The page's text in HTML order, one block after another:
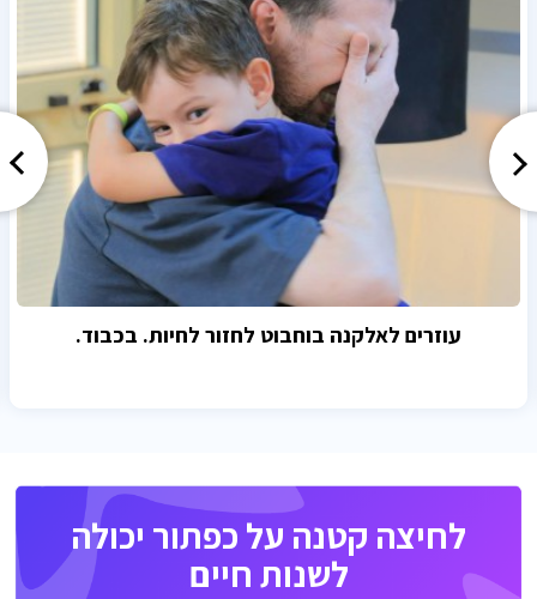
עוזרים לאלקנה בוחבוט לחזור לחיות. בכבוד.
לחיצה קטנה על כפתור יכולה
לשנות חיים